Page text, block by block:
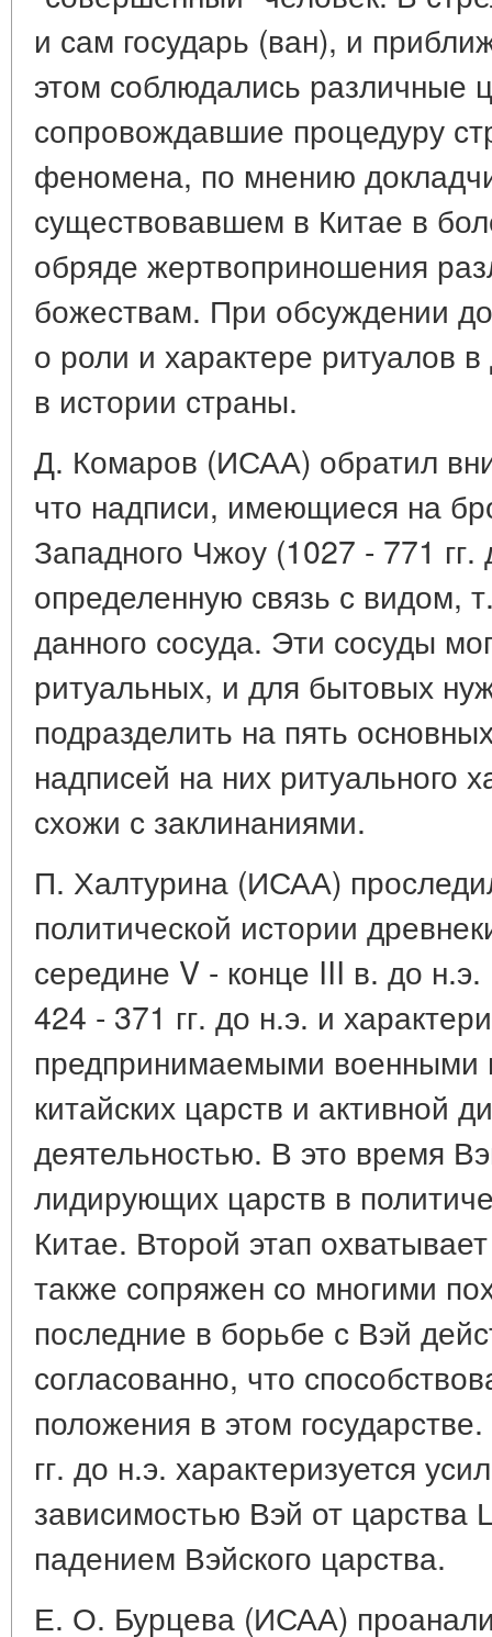
и сам государь (ван), и
этом соблюдались
сопровождавшие процедуру
феномена, по мнению
существовавшем в Китае в
обряде жертвоприношения
божествам. При обсуждении
о роли и характере ритуалов
в истории страны.
Д. Комаров (ИСАА) обратил
что надписи, имеющиеся на
Западного Чжоу (1027 - 771
определенную связь с видом,
данного сосуда. Эти сосуды
ритуальных, и для бытовых
подразделить на пять
надписей на них ритуального
схожи с заклинаниями.
П. Халтурина (ИСАА)
политической истории
середине V - конце III в. до
424 - 371 гг. до н.э. и
предпринимаемыми военными
китайских царств и активной
деятельностью. В это время
лидирующих царств в
Китае. Второй этап
также сопряжен со многими
последние в борьбе с Вэй
согласованно, что
положения в этом
гг. до н.э. характеризуется
зависимостью Вэй от царства
падением Вэйского царства.
Е. О. Бурцева (ИСАА)